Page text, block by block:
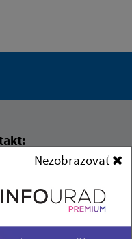
Nezobrazovať
cesta 419/49
Turňa nad Bodvou